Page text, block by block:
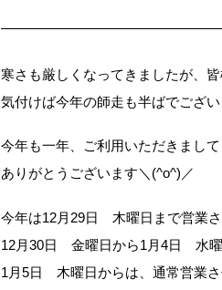
寒さも厳しくなってきましたが、
気付けば今年の師走も半ばでござ
今年も一年、ご利用いただきまして
ありがとうございます＼(^o^)／
今年は12月29日 木曜日まで営業さ
12月30日 金曜日から1月4日 水曜
1月5日 木曜日からは、通常営業さ